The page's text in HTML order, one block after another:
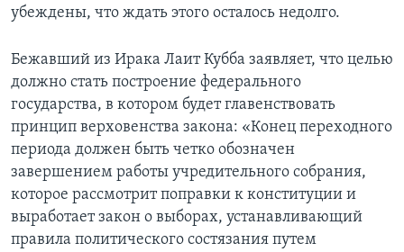
АМЕРИКА. БОЛЬШОЕ ПУТЕШЕСТВИЕ
ПОДПИСКА НА НОВОСТИ
Learning English
СОЦИАЛЬНЫЕ СЕТИ
Языки
убеждены, что ждать этого осталось недолго.
Бежавший из Ирака Лаит Кубба заявляет, что целью
должно стать построение федерального
государства, в котором будет главенствовать
принцип верховенства закона: «Конец переходного
периода должен быть четко обозначен
завершением работы учредительного собрания,
которое рассмотрит поправки к конституции и
выработает закон о выборах, устанавливающий
правила политического состязания путем